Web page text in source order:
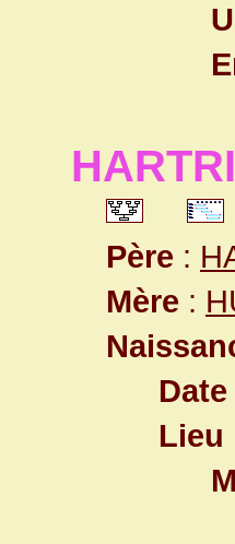
Père :
Mère :
Date
Lieu